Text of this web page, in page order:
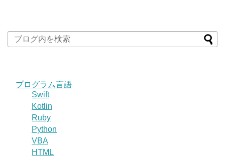
プログラム言語
Swift
Kotlin
Ruby
Python
VBA
HTML